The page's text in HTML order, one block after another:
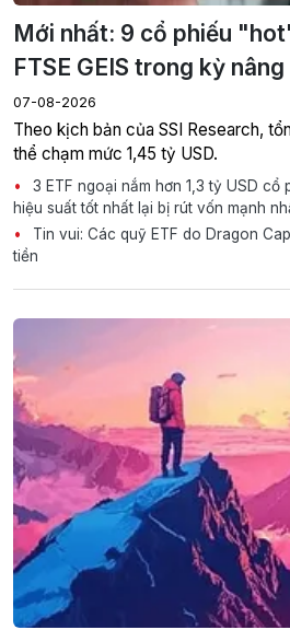
Mới nhất: 9 cổ phiếu
FTSE GEIS trong kỳ
07-08-2026
Theo kịch bản của SSI Research,
thể chạm mức 1,45 tỷ USD.
3 ETF ngoại nắm hơn 1,3 tỷ USD cổ
hiệu suất tốt nhất lại bị rút vốn mạnh
Tin vui: Các quỹ ETF do Dragon
tiền